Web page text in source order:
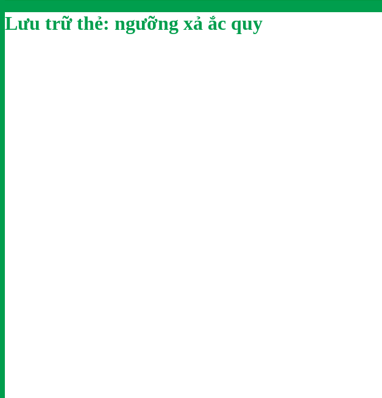
Lưu trữ thẻ: ngưỡng xả ắc quy